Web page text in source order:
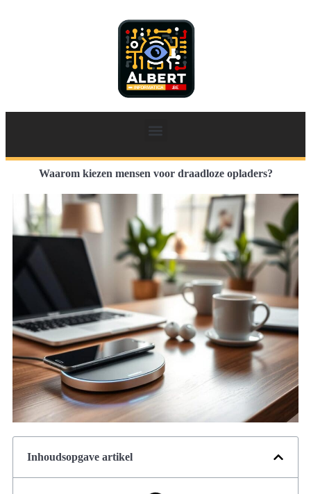
Waarom kiezen mensen voor draadloze opladers?
Inhoudsopgave artikel